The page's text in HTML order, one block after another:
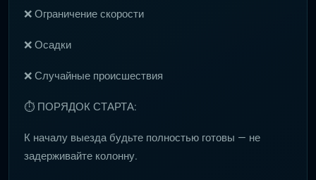
❌ Ограничение скорости
❌ Осадки
❌ Случайные происшествия
⏱ ПОРЯДОК СТАРТА:
К началу выезда будьте полностью готовы — не
задерживайте колонну.